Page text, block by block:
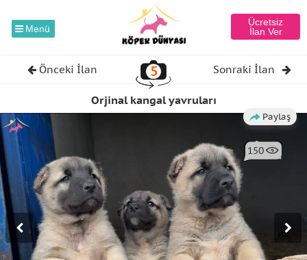
Menü
Ücretsiz
İlan Ver
Önceki İlan 5 Sonraki İlan
Orjinal kangal yavruları
Paylaş
150